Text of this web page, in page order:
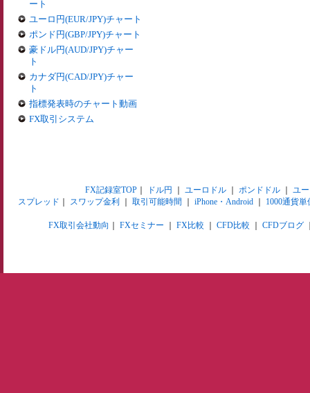
ート
ユーロ円(EUR/JPY)チャート
ポンド円(GBP/JPY)チャート
豪ドル円(AUD/JPY)チャー
ト
カナダ円(CAD/JPY)チャー
ト
指標発表時のチャート動画
FX取引システム
FX記録室TOP｜ ドル円 ユーロドル｜ ポンドドル｜ ユ
スプレッド
スワップ金利 取引可能時間 iPhone・Android 1000通貨単
FX取引会社動向 FXセミナー FX比較 CFD比較 CFDブログ